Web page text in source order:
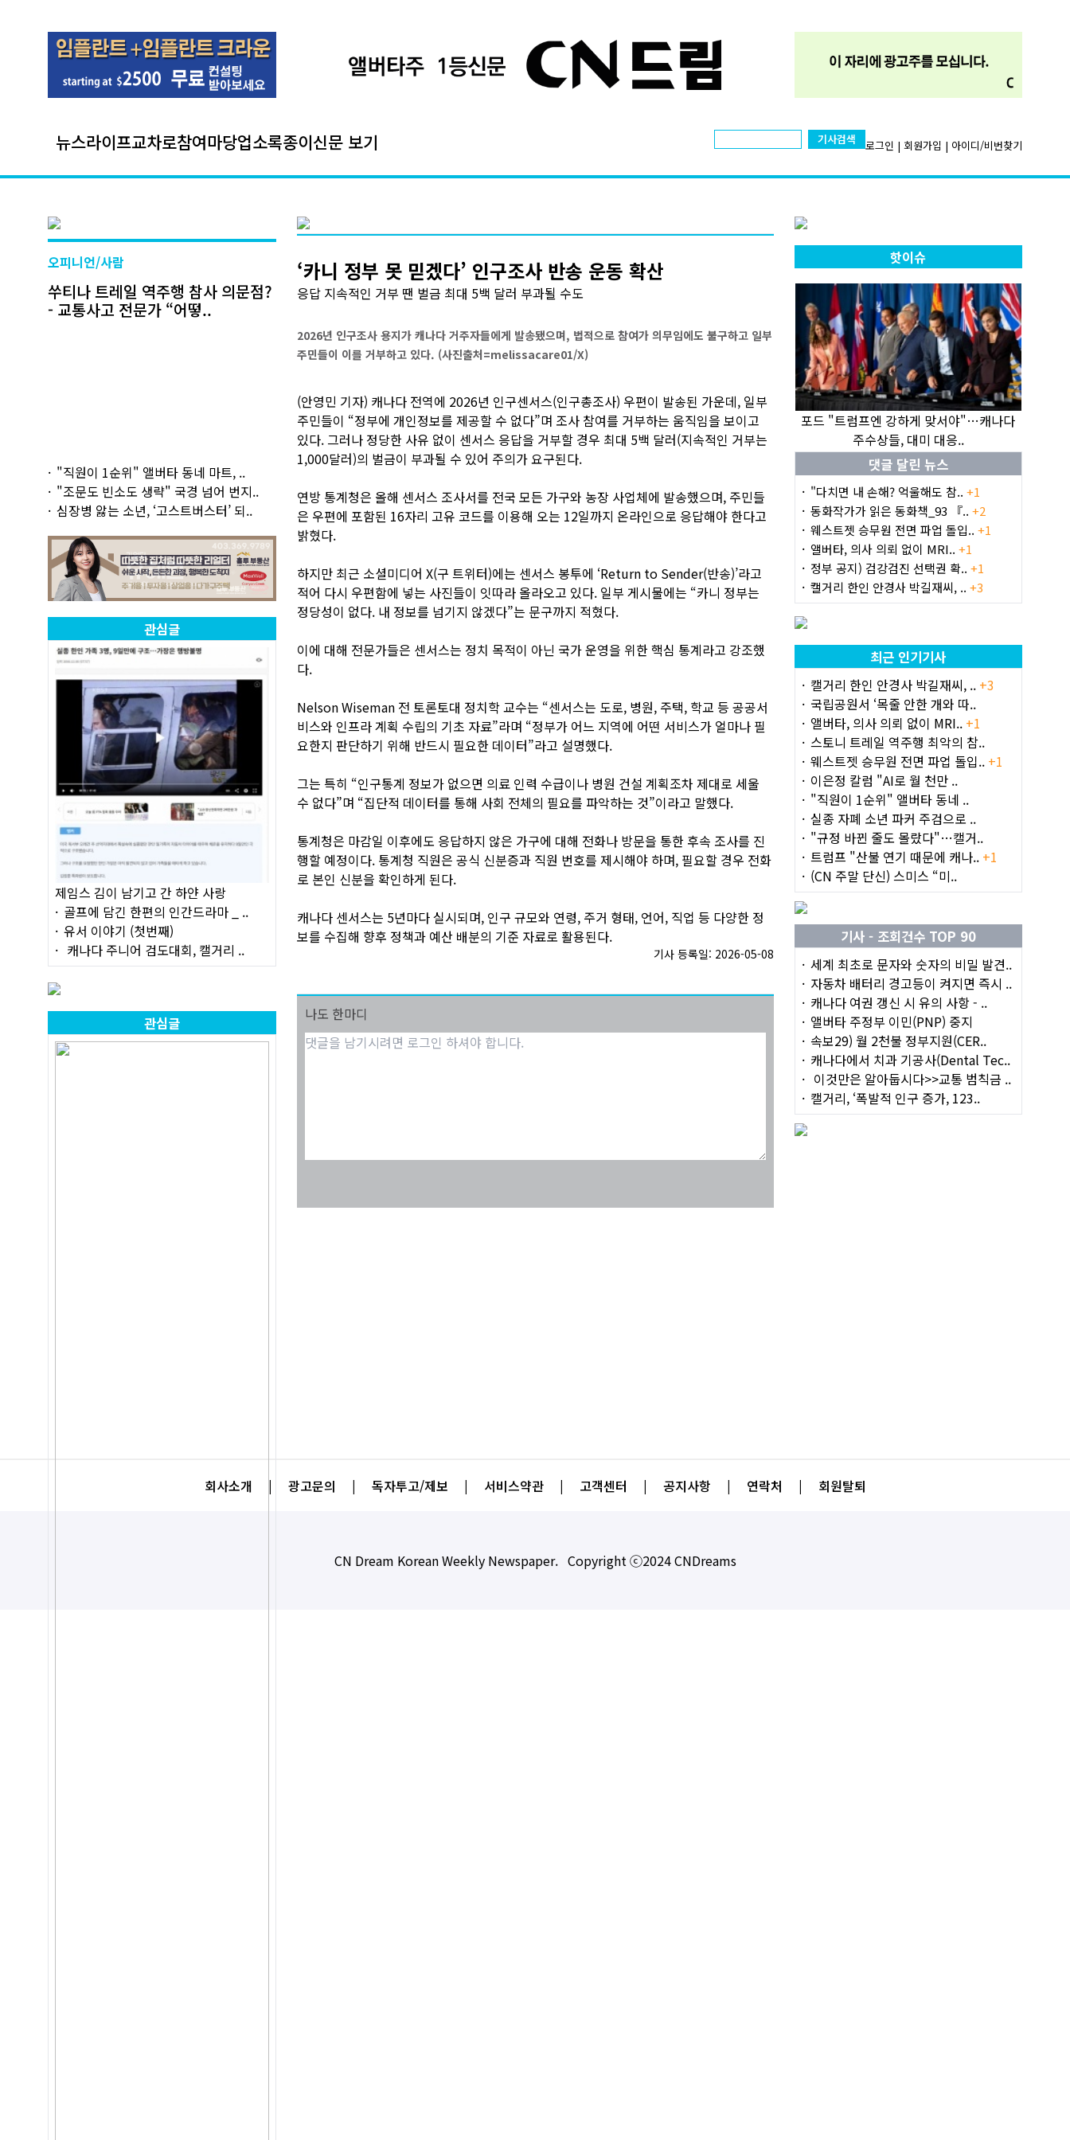
뉴스라이프교차로참여마당업소록종이신문 보기 기사검색 로그인 | 회원가입 | 아이디/비번찾기
오피니언/사람
쑤티나 트레일 역주행 참사 의문점?
- 교통사고 전문가 “어떻..
"직원이 1순위" 앨버타 동네 마트, ..
"조문도 빈소도 생략" 국경 넘어 번지..
심장병 앓는 소년, ‘고스트버스터’ 되..
관심글
제임스 김이 남기고 간 하얀 사랑
골프에 담긴 한편의 인간드라마 _ ..
유서 이야기 (첫번째)
캐나다 주니어 검도대회, 캘거리 ..
관심글
‘카니 정부 못 믿겠다’ 인구조사 반송 운동 확산
응답 지속적인 거부 땐 벌금 최대 5백 달러 부과될 수도
2026년 인구조사 용지가 캐나다 거주자들에게 발송됐으며, 법적으로 참여가 의무임에도 불구하고 일부
주민들이 이를 거부하고 있다. (사진출처=melissacare01/X)
(안영민 기자) 캐나다 전역에 2026년 인구센서스(인구총조사) 우편이 발송된 가운데, 일부
주민들이 “정부에 개인정보를 제공할 수 없다”며 조사 참여를 거부하는 움직임을 보이고
있다. 그러나 정당한 사유 없이 센서스 응답을 거부할 경우 최대 5백 달러(지속적인 거부는
1,000달러)의 벌금이 부과될 수 있어 주의가 요구된다.
연방 통계청은 올해 센서스 조사서를 전국 모든 가구와 농장 사업체에 발송했으며, 주민들
은 우편에 포함된 16자리 고유 코드를 이용해 오는 12일까지 온라인으로 응답해야 한다고
밝혔다.
하지만 최근 소셜미디어 X(구 트위터)에는 센서스 봉투에 ‘Return to Sender(반송)’라고
적어 다시 우편함에 넣는 사진들이 잇따라 올라오고 있다. 일부 게시물에는 “카니 정부는
정당성이 없다. 내 정보를 넘기지 않겠다”는 문구까지 적혔다.
이에 대해 전문가들은 센서스는 정치 목적이 아닌 국가 운영을 위한 핵심 통계라고 강조했
다.
Nelson Wiseman 전 토론토대 정치학 교수는 “센서스는 도로, 병원, 주택, 학교 등 공공서
비스와 인프라 계획 수립의 기초 자료”라며 “정부가 어느 지역에 어떤 서비스가 얼마나 필
요한지 판단하기 위해 반드시 필요한 데이터”라고 설명했다.
그는 특히 “인구통계 정보가 없으면 의료 인력 수급이나 병원 건설 계획조차 제대로 세울
수 없다”며 “집단적 데이터를 통해 사회 전체의 필요를 파악하는 것”이라고 말했다.
통계청은 마감일 이후에도 응답하지 않은 가구에 대해 전화나 방문을 통한 후속 조사를 진
행할 예정이다. 통계청 직원은 공식 신분증과 직원 번호를 제시해야 하며, 필요할 경우 전화
로 본인 신분을 확인하게 된다.
캐나다 센서스는 5년마다 실시되며, 인구 규모와 연령, 주거 형태, 언어, 직업 등 다양한 정
보를 수집해 향후 정책과 예산 배분의 기준 자료로 활용된다.
기사 등록일: 2026-05-08
나도 한마디
핫이슈
포드 "트럼프엔 강하게 맞서야"…캐나다
주수상들, 대미 대응..
댓글 달린 뉴스
"다치면 내 손해? 억울해도 참.. +1
동화작가가 읽은 동화책_93 『.. +2
웨스트젯 승무원 전면 파업 돌입.. +1
앨버타, 의사 의뢰 없이 MRI.. +1
정부 공지) 검강검진 선택권 확.. +1
캘거리 한인 안경사 박길재씨, .. +3
최근 인기기사
캘거리 한인 안경사 박길재씨, .. +3
국립공원서 ‘목줄 안한 개와 따..
앨버타, 의사 의뢰 없이 MRI.. +1
스토니 트레일 역주행 최악의 참..
웨스트젯 승무원 전면 파업 돌입.. +1
이은정 칼럼 "AI로 월 천만 ..
"직원이 1순위" 앨버타 동네 ..
실종 자폐 소년 파커 주검으로 ..
"규정 바뀐 줄도 몰랐다"…캘거..
트럼프 "산불 연기 때문에 캐나.. +1
(CN 주말 단신) 스미스 “미..
기사 - 조회건수 TOP 90
세계 최초로 문자와 숫자의 비밀 발견..
자동차 배터리 경고등이 켜지면 즉시 ..
캐나다 여권 갱신 시 유의 사항 - ..
앨버타 주정부 이민(PNP) 중지
속보29) 월 2천불 정부지원(CER..
캐나다에서 치과 기공사(Dental Tec..
이것만은 알아둡시다>>교통 범칙금 ..
캘거리, ‘폭발적 인구 증가, 123..
회사소개 | 광고문의 | 독자투고/제보 | 서비스약관 | 고객센터 | 공지사항 | 연락처 | 회원탈퇴
CN Dream Korean Weekly Newspaper. Copyright ⓒ2024 CNDreams